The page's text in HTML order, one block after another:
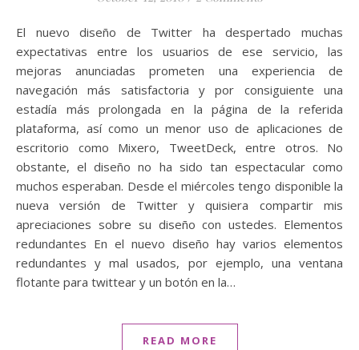
El nuevo diseño de Twitter ha despertado muchas
expectativas entre los usuarios de ese servicio, las
mejoras anunciadas prometen una experiencia de
navegación más satisfactoria y por consiguiente una
estadía más prolongada en la página de la referida
plataforma, así como un menor uso de aplicaciones de
escritorio como Mixero, TweetDeck, entre otros. No
obstante, el diseño no ha sido tan espectacular como
muchos esperaban. Desde el miércoles tengo disponible la
nueva versión de Twitter y quisiera compartir mis
apreciaciones sobre su diseño con ustedes. Elementos
redundantes En el nuevo diseño hay varios elementos
redundantes y mal usados, por ejemplo, una ventana
flotante para twittear y un botón en la…
READ MORE